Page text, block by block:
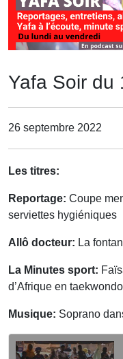
Yafa Soir du
26 septembre 2022
Les titres:
Reportage: Coupe
serviettes hygiéniques
Allô docteur: La
La Minutes sport:
d’Afrique en
Musique: Soprano